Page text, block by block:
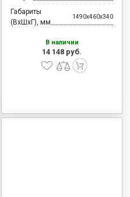
Габариты
(ВхШхГ), мм
1490x460x340
В наличии
14 148 руб.